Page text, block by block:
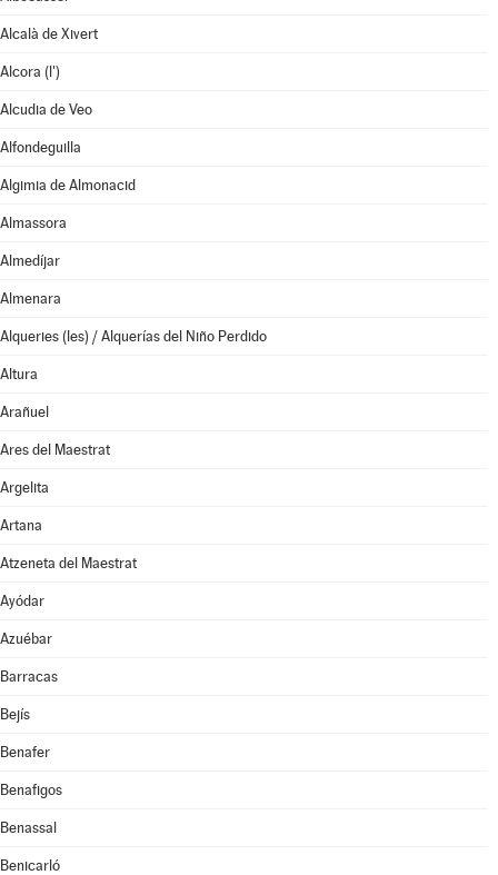
Alcalà de Xivert
Alcora (l')
Alcudia de Veo
Alfondeguilla
Algimia de Almonacid
Almassora
Almedíjar
Almenara
Alqueries (les) / Alquerías del Niño Perdido
Altura
Arañuel
Ares del Maestrat
Argelita
Artana
Atzeneta del Maestrat
Ayódar
Azuébar
Barracas
Bejís
Benafer
Benafigos
Benassal
Benicarló